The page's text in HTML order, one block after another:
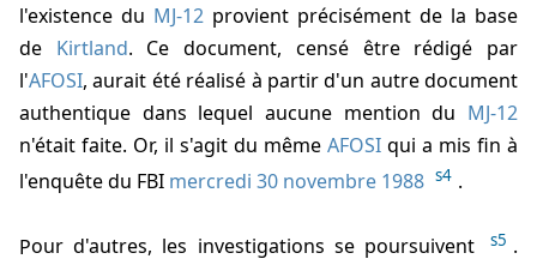
l'existence du MJ-12 provient précisément de la base
de Kirtland. Ce document, censé être rédigé par
l'AFOSI, aurait été réalisé à partir d'un autre document
authentique dans lequel aucune mention du MJ-12
n'était faite. Or, il s'agit du même AFOSI qui a mis fin à
l'enquête du FBI mercredi 30 novembre 1988 s4 .
Pour d'autres, les investigations se poursuivent s5 .